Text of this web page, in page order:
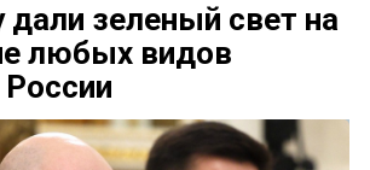
дали зеленый свет на
любых видов